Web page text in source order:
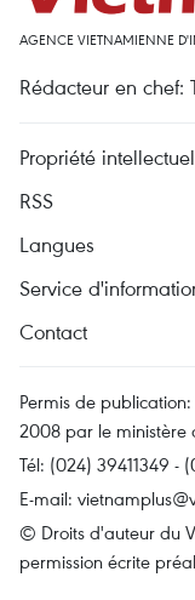
AGENCE VIETNAMIENNE
Rédacteur en chef:
Propriété
RSS
Langues
Service
Contact
Permis de publication:
2008 par le ministère
Tél: (024) 39411349 -
E-mail:
© Droits d'auteur du
permission écrite